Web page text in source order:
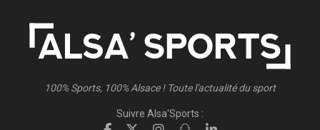
100% Sports, 100% Alsace ! Toute l'actualité du sport
Suivre Alsa'Sports :